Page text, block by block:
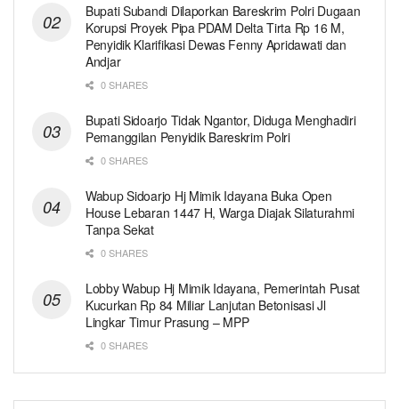
Bupati Subandi Dilaporkan Bareskrim Polri Dugaan
Korupsi Proyek Pipa PDAM Delta Tirta Rp 16 M,
Penyidik Klarifikasi Dewas Fenny Apridawati dan
Andjar
0 SHARES
Bupati Sidoarjo Tidak Ngantor, Diduga Menghadiri
Pemanggilan Penyidik Bareskrim Polri
0 SHARES
Wabup Sidoarjo Hj Mimik Idayana Buka Open
House Lebaran 1447 H, Warga Diajak Silaturahmi
Tanpa Sekat
0 SHARES
Lobby Wabup Hj Mimik Idayana, Pemerintah Pusat
Kucurkan Rp 84 Miliar Lanjutan Betonisasi Jl
Lingkar Timur Prasung – MPP
0 SHARES